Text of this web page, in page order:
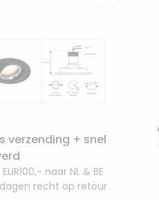
verzending + snel
naar NL & BE
dagen recht op retour